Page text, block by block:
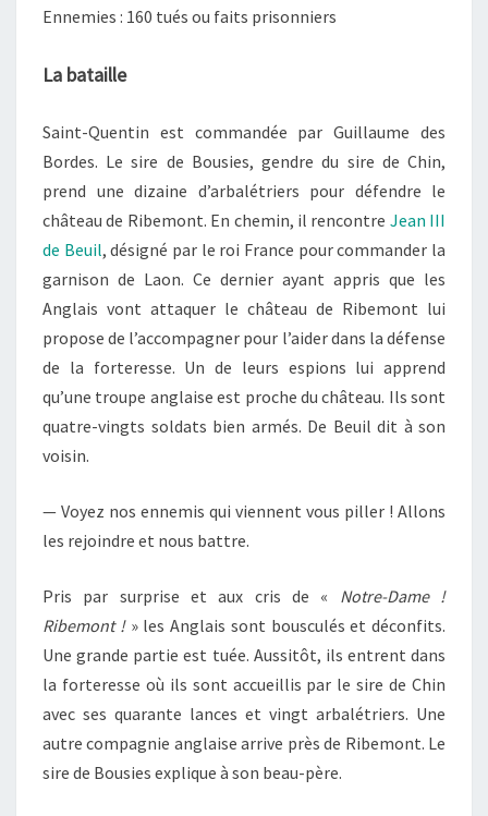
Ennemies : 160 tués ou faits prisonniers
La bataille
Saint-Quentin est commandée par Guillaume des
Bordes. Le sire de Bousies, gendre du sire de Chin,
prend une dizaine d’arbalétriers pour défendre le
château de Ribemont. En chemin, il rencontre Jean III
de Beuil, désigné par le roi France pour commander la
garnison de Laon. Ce dernier ayant appris que les
Anglais vont attaquer le château de Ribemont lui
propose de l’accompagner pour l’aider dans la défense
de la forteresse. Un de leurs espions lui apprend
qu’une troupe anglaise est proche du château. Ils sont
quatre-vingts soldats bien armés. De Beuil dit à son
voisin.
— Voyez nos ennemis qui viennent vous piller ! Allons
les rejoindre et nous battre.
Pris par surprise et aux cris de « Notre-Dame !
Ribemont ! » les Anglais sont bousculés et déconfits.
Une grande partie est tuée. Aussitôt, ils entrent dans
la forteresse où ils sont accueillis par le sire de Chin
avec ses quarante lances et vingt arbalétriers. Une
autre compagnie anglaise arrive près de Ribemont. Le
sire de Bousies explique à son beau-père.